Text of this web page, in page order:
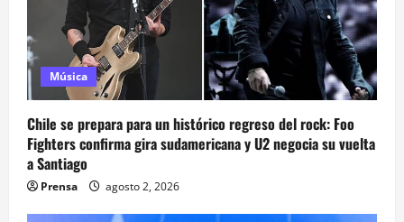
Música
Chile se prepara para un histórico regreso del rock: Foo
Fighters confirma gira sudamericana y U2 negocia su vuelta
a Santiago
Prensa agosto 2, 2026